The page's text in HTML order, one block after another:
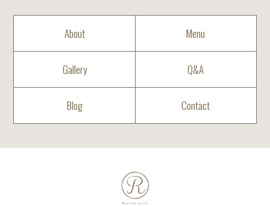
About Menu
Gallery Q&A
Blog Contact